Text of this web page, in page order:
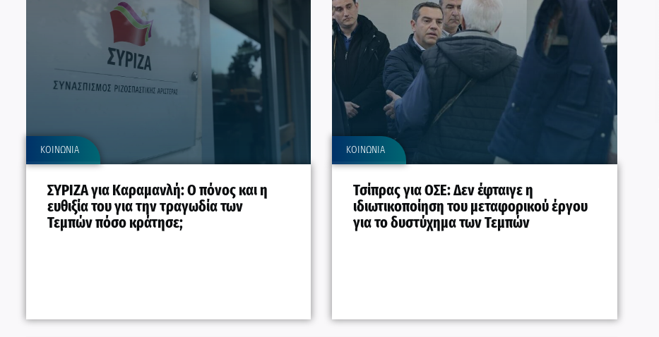
ΚΟΙΝΩΝΙΑ
ΣΥΡΙΖΑ για Καραμανλή: Ο πόνος και η
ευθιξία του για την τραγωδία των
Τεμπών πόσο κράτησε;
ΚΟΙΝΩΝΙΑ
Τσίπρας για ΟΣΕ: Δεν έφταιγε η
ιδιωτικοποίηση του μεταφορικού έργου
για το δυστύχημα των Τεμπών